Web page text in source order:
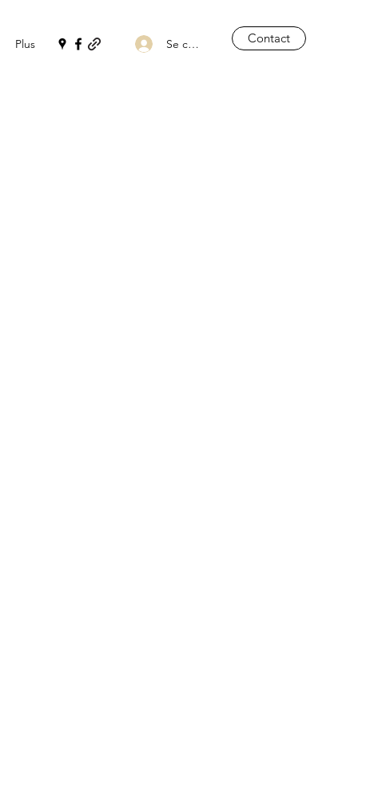
Plus Se connecter Contact